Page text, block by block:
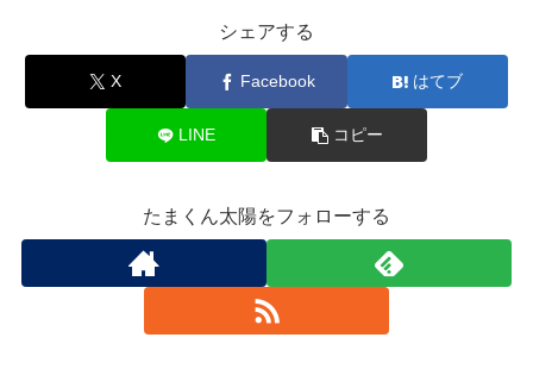
シェアする
X Facebook はてブ
LINE コピー
たまくん太陽をフォローする